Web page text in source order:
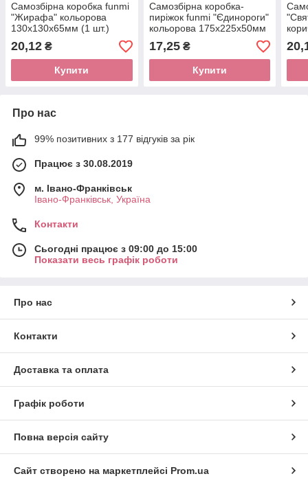
Самозбірна коробка funmi
"Жирафа" кольорова
130х130х65мм (1 шт.)
20,12 ₴
Купити
Самозбірна коробка-
пиріжок funmi "Єдинороги"
кольорова 175х225х50мм
(1 шт.)
17,25₴
Купити
(1
Про нас
99% позитивних з 177 відгуків за рік
Працює з 30.08.2019
м. Івано-Франківськ
Івано-Франківськ, Україна
Контакти
Сьогодні працює з 09:00 до 15:00
Показати весь графік роботи
Про нас
Контакти
Доставка та оплата
Графік роботи
Повна версія сайту
Сайт створено на маркетплейсі Prom.ua